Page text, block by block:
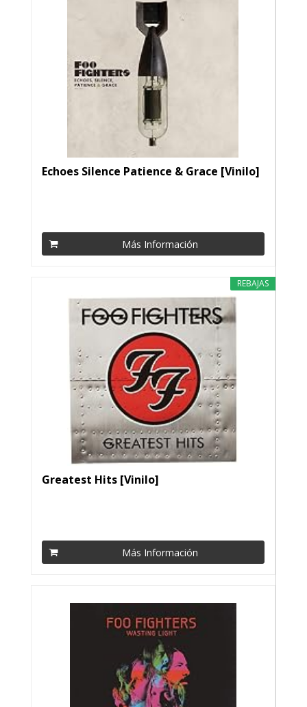
Echoes Silence Patience & Grace [Vinilo]
Más Información
REBAJAS
Greatest Hits [Vinilo]
Más Información